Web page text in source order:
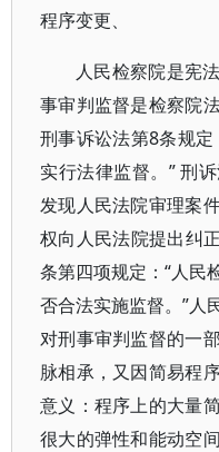
程序变更、
人民检察院是宪
事审判监督是检察院
刑事诉讼法第8条规
实行法律监督。” 刑
发现人民法院审理案
权向人民法院提出纠
条第四项规定：“人民
否合法实施监督。”人
对刑事审判监督的一
脉相承，又因简易程
意义：程序上的大量
很大的弹性和能动空